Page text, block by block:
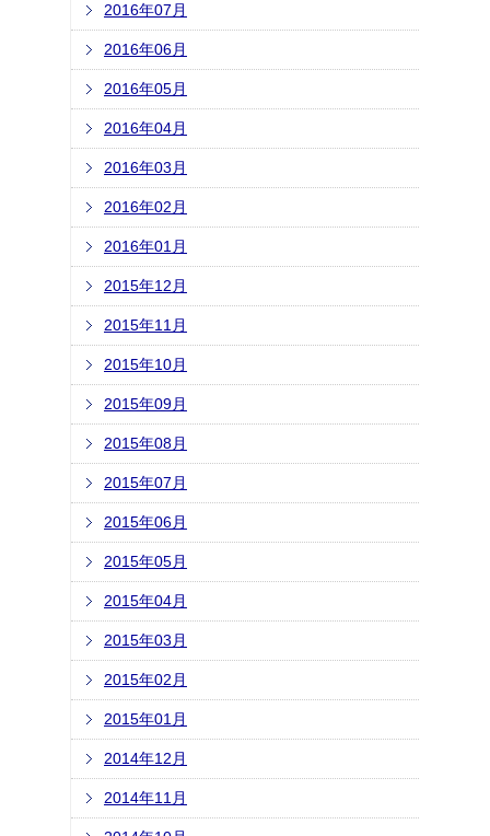
2016年07月
2016年06月
2016年05月
2016年04月
2016年03月
2016年02月
2016年01月
2015年12月
2015年11月
2015年10月
2015年09月
2015年08月
2015年07月
2015年06月
2015年05月
2015年04月
2015年03月
2015年02月
2015年01月
2014年12月
2014年11月